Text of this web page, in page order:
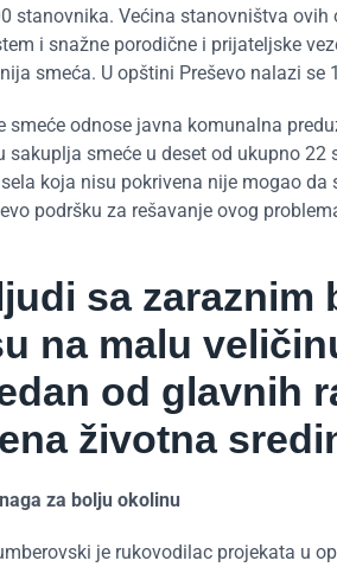
stanovnika. Većina stanovništva
i snažne porodične i prijateljske
smeća. U opštini Preševo nalazi
smeće odnose javna komunalna
sakuplja smeće u deset od ukupno
koja nisu pokrivena nije mogao
podršku za rešavanje ovog
sa zaraznim
na malu
od glavnih
životna
za bolju okolinu
je rukovodilac projekata u